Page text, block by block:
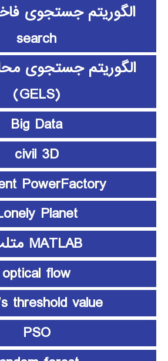
search
الگوریتم جستجوی
(GELS)
Big Data
civil 3D
PowerFactory
Planet
MATLAB متلب
optical flow
threshold value
PSO